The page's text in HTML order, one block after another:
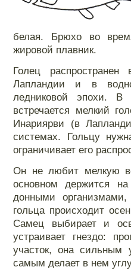
белая. Брюхо во
жировой плавник.
Голец распространен
Лапландии и в
ледниковой эпохи. В
встречается мелкий
Инариярви (в
системах. Гольцу
ограничивает его
Он не любит мелкую
основном держится
донными
гольца происходит
Самец выбирает и
устраивает гнездо:
участок, она
самым делает в нем